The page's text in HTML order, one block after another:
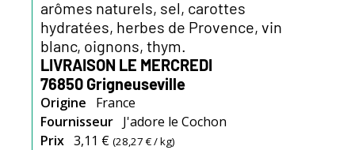
arômes naturels, sel, carottes
hydratées, herbes de Provence, vin
blanc, oignons, thym.
LIVRAISON LE MERCREDI
76850 Grigneuseville
Origine
France
Fournisseur J'adore le Cochon
Prix 3,11 € (28,27 €/ kg)